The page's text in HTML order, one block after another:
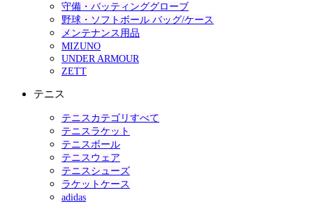
守備・バッティンググローブ
野球・ソフトボール バッグ/ケース
メンテナンス用品
MIZUNO
UNDER ARMOUR
ZETT
テニス
テニスカテゴリすべて
テニスラケット
テニスボール
テニスウェア
テニスシューズ
ラケットケース
adidas